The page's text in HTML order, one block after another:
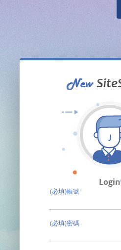
Login
(必填)帳號
(必填)密碼